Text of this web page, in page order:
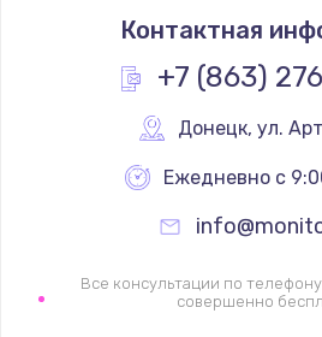
Не сопряжается с
900 руб.
Заказать
Помехи и
900 руб.
Контактная
+7 (863)
Донецк, ул.
Ежедневно с
Все консультации по
совершенно